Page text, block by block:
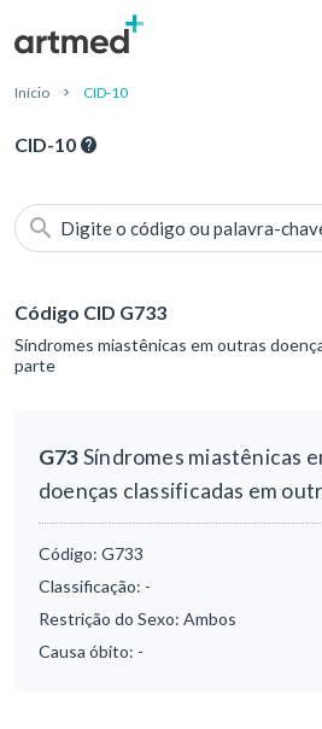
Início CID-10
CID-10
Digite o código ou palavra-
Código CID G733
Síndromes miastênicas em outras
parte
G73Síndromes miastênicas
doenças classificadas em
Código: G733
Classificação: -
Restrição do Sexo: Ambos
Causa óbito: -